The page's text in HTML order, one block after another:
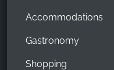
Accommodations
Gastronomy
Shopping